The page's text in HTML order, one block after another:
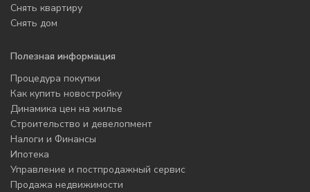
Снять квартиру
Снять дом
Полезная информация
Процедура покупки
Как купить новостройку
Динамика цен на жилье
Строительство и девелопмент
Налоги и Финансы
Ипотека
Управление и постпродажный сервис
Продажа недвижимости